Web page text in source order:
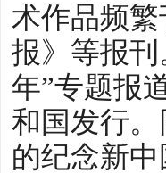
术作品频
报》等报
年”专题报
和国发行
的纪念新